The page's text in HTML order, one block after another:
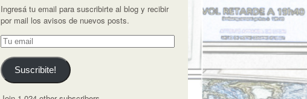
Ingresá tu email para suscribirte al blog y recibir
por mail los avisos de nuevos posts.
Tu
email
Suscribite!